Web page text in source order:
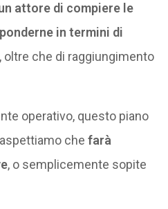
attore di compiere le
in termini di
, oltre che di raggiungimento
operativo, questo piano
che farà
, o semplicemente sopite